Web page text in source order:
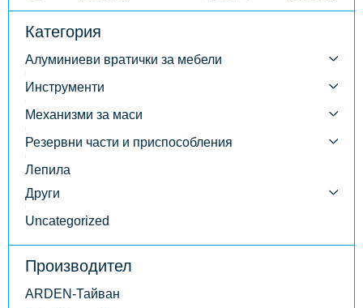
Категория
Алуминиеви вратички за мебели
Инструменти
Механизми за маси
Резервни части и приспособления
Лепила
Други
Uncategorized
Производител
ARDEN-Тайван